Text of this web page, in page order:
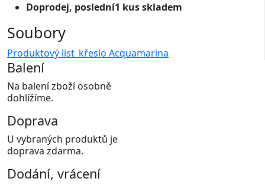
Doprodej, poslední1 kus skladem
Soubory
Produktový list_křeslo Acquamarina
Balení
Na balení zboží osobně
dohlížíme.
Doprava
U vybraných produktů je
doprava zdarma.
Dodání, vrácení